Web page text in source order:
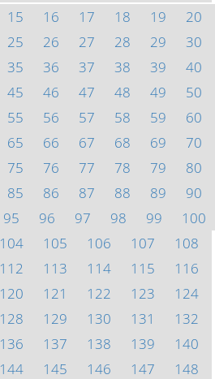
15 16 17 18 19
20
25 26 27 28 29
30
35 36 37 38 39
40
45 46 47 48 49
50
55 56 57 58 59
60
65 66 67 68 69
70
75 76 77 78 79
80
85 86 87 88 89
90
95 96 97 98 99
100
104 105 106 107
108
112 113 114 115
116
120 121 122 123
124
128 129 130 131
132
136 137 138 139
140
144 145 146 147
148